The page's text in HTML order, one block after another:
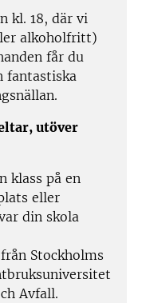
kl. 18, där vi
alkoholfritt)
får du
fantastiska
utöver
klass på en
eller
din skola
Stockholms
Avfall.